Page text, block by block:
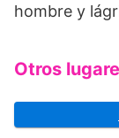
hombre y
Otros